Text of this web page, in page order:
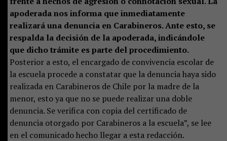
apoderada nos informa que inmediatamente
realizará una denuncia en Carabineros. Ante esto, se
respalda la decisión de la apoderada, indicándole
que dicho trámite es parte del procedimiento.
Posterior a esto, el encargado de convivencia escolar de
la escuela procede a constatar que la denuncia haya sido
realizada en Carabineros de Chile por la madre de la
menor, esto ya que no se puede realizar una doble
denuncia. Se verifica con copia del certificado de
denuncia otorgado por Carabineros a la escuela”, se lee
en el comunicado hecho llegar a esta redacción.